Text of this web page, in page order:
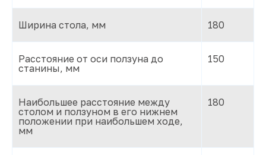
Ширина стола, мм 180
Расстояние от оси ползуна до
станины, мм
150
Наибольшее расстояние между
столом и ползуном в его нижнем
положении при наибольшем ходе,
мм
180